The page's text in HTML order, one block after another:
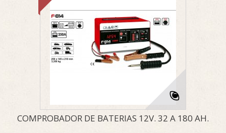
COMPROBADOR DE BATERIAS 12V. 32 A 180 AH.